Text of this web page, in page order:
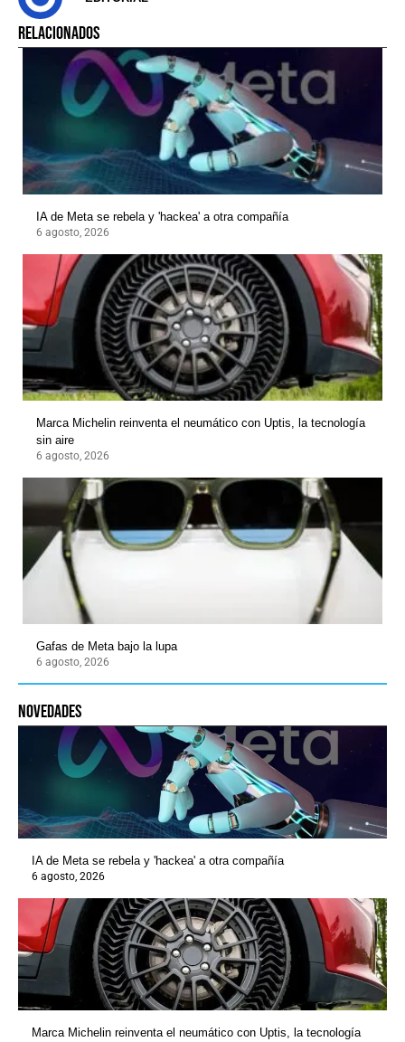
RELACIONADOS
IA de Meta se rebela y 'hackea' a otra compañía
6 agosto, 2026
Marca Michelin reinventa el neumático con Uptis, la tecnología
sin aire
6 agosto, 2026
Gafas de Meta bajo la lupa
6 agosto, 2026
novedades
IA de Meta se rebela y 'hackea' a otra compañía
6 agosto, 2026
Marca Michelin reinventa el neumático con Uptis, la tecnología